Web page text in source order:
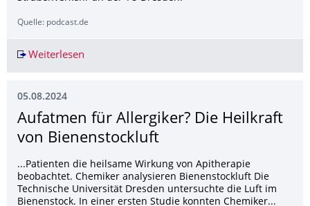
Quelle: podcast.de
Weiterlesen
05.08.2024
Aufatmen für Allergiker? Die Heilkraft
von Bienenstockluft
...Patienten die heilsame Wirkung von Apitherapie
beobachtet. Chemiker analysieren Bienenstockluft Die
Technische Universität Dresden untersuchte die Luft im
Bienenstock. In einer ersten Studie konnten Chemiker...